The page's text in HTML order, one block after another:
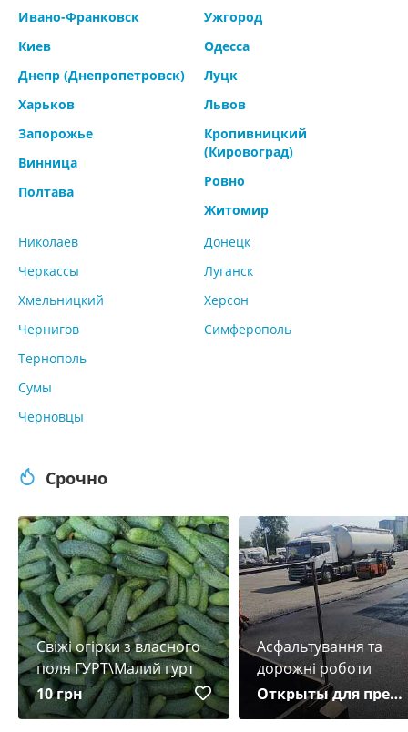
Ивано-Франковск
Киев
Днепр (Днепропетровск)
Харьков
Запорожье
Винница
Полтава
Ужгород
Одесса
Луцк
Львов
Кропивницкий
(Кировоград)
Ровно
Житомир
Николаев
Черкассы
Хмельницкий
Чернигов
Тернополь
Сумы
Черновцы
Донецк
Луганск
Херсон
Симферополь
Срочно
Свіжі огірки з власного
поля ГУРТ\Малий гурт
10 грн
Асфальтування та
дорожні роботи
Открыты для предложений